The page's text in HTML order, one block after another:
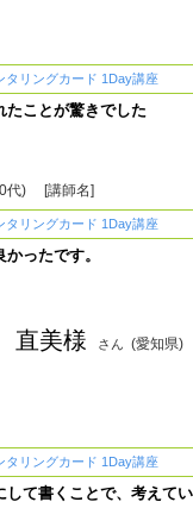
タリングカード 1Day講座
たことが驚きでした
代) [講師名]
タリングカード 1Day講座
ったです。
美様 さん (愛知県)
タリングカード 1Day講座
して書くことで、考えて